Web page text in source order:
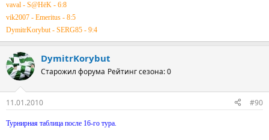
vaval - S@HёK - 6:8
vik2007 - Emeritus - 8:5
DymitrKorybut - SERG85 - 9:4
DymitrKorybut
Старожил форума Рейтинг сезона: 0
11.01.2010 #90
Турнирная таблица после 16-го тура.